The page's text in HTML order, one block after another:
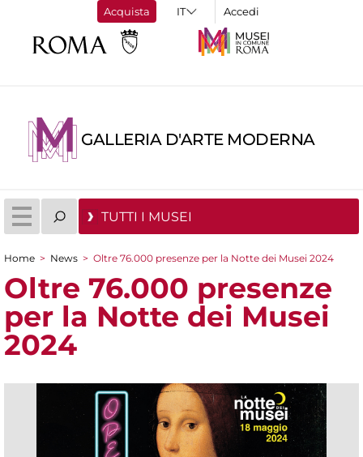
Acquista Accedi
GALLERIA D'ARTE MODERNA
TUTTI I MUSEI
Tu sei qui
Home > News > Oltre 76.000 presenze per la Notte dei Musei 2024
Oltre 76.000 presenze
per la Notte dei Musei
2024